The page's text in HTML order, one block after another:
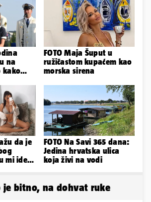
na
kako
FOTO Maja Šuput u
ružičastom kupaćem kao
morska sirena
da je
mi ide
FOTO Na Savi 365 dana:
Jedina hrvatska ulica
koja živi na vodi
je bitno, na dohvat ruke